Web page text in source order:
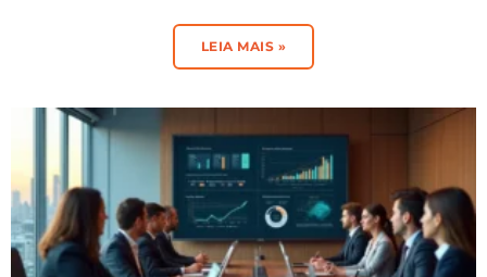
LEIA MAIS »